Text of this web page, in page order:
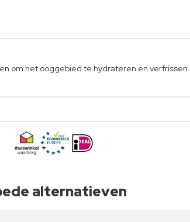
om het ooggebied te hydrateren en verfrissen.
alternatieven